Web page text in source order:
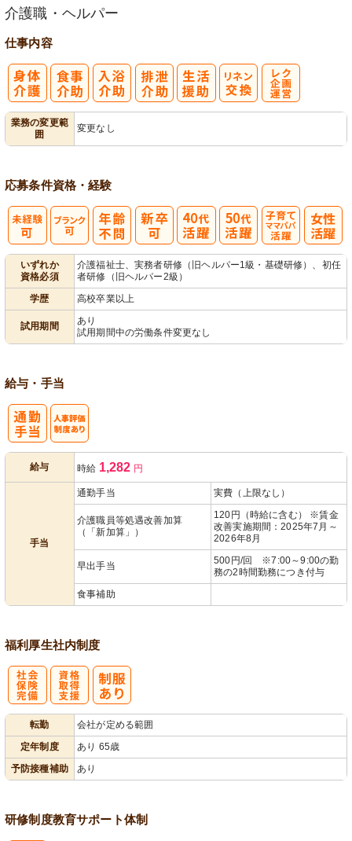
介護職・ヘルパー
仕事内容
業務の変更範
囲
変更なし
応募条件資格・経験
いずれか
資格必須
介護福祉士、実務者研修（旧ヘルパー1級・基礎研修）、初任
者研修（旧ヘルパー2級）
学歴
高校卒業以上
試用期間
あり
試用期間中の労働条件変更なし
給与・手当
給与 時給 1,282 円
手当
通勤手当 実費（上限なし）
介護職員等処遇改善加算
（「新加算」）
120円（時給に含む） ※賃金
改善実施期間：2025年7月～
2026年8月
早出手当
500円/回 ※7:00～9:00の勤
務の2時間勤務につき付与
食事補助
福利厚生社内制度
転勤
会社が定める範囲
定年制度
あり 65歳
予防接種補助
あり
研修制度教育サポート体制